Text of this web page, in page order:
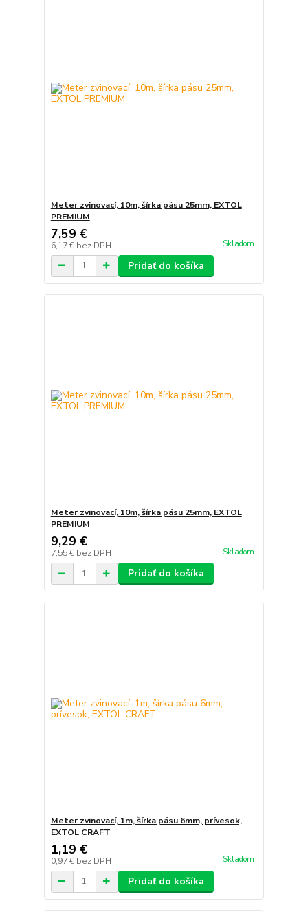
Meter zvinovací, 10m, šírka pásu 25mm, EXTOL
PREMIUM
7,59 €
6,17 € bez DPH Skladom
Pridať do košíka
Meter zvinovací, 10m, šírka pásu 25mm, EXTOL
PREMIUM
9,29 €
7,55 € bez DPH Skladom
Pridať do košíka
Meter zvinovací, 1m, šírka pásu 6mm, prívesok,
EXTOL CRAFT
1,19 €
0,97 € bez DPH Skladom
Pridať do košíka